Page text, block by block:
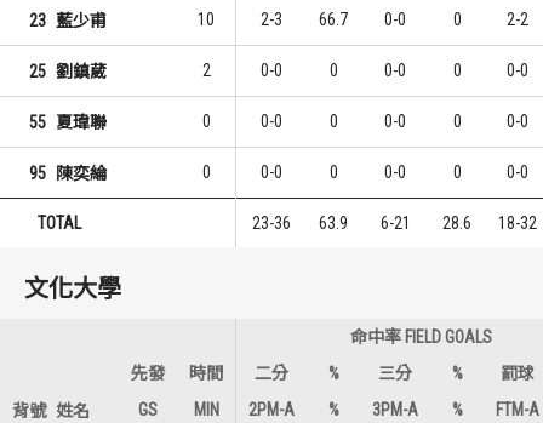
23 藍少甫 10 2-3 66.7 0-0 0 2-2
25 劉鎮葳 2 0-0 0 0-0 0 0-0
55 夏瑋聯 0 0-0 0 0-0 0 0-0
95 陳奕綸 0 0-0 0 0-0 0 0-0
TOTAL 23-36 63.9 6-21 28.6 18-32
文化大學
命中率 FIELD GOALS
先發
時間 二分 % 三分 %
罰球
背號 姓名 GS MIN 2PM-A % 3PM-A % FTM-A